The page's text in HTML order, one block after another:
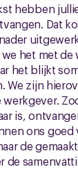
hebben
Dat
het met de
het blijkt
We zijn
is,
ons
de
de